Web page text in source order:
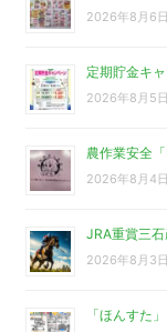
2026年8月6日
定期貯金キ
2026年8月5日
農作業安全
2026年8月4日
JRA重賞三
2026年8月3日
「ほんすた